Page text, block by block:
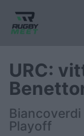
Nazionali
URC:
Playoff